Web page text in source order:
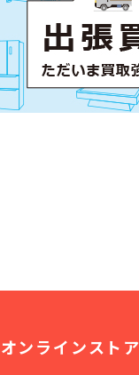
オンラインストア